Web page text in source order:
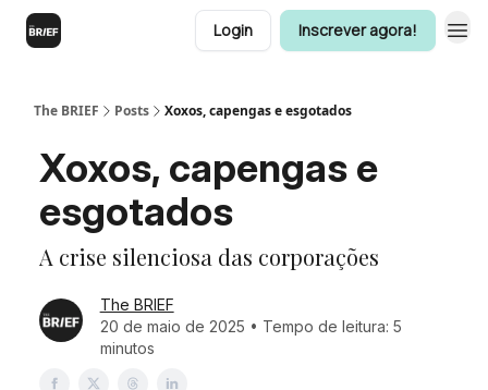
Login Inscrever agora!
The BRIEF Posts Xoxos, capengas e esgotados
Xoxos, capengas e
esgotados
A crise silenciosa das corporações
The BRIEF
20 de maio de 2025 • Tempo de leitura: 5
minutos